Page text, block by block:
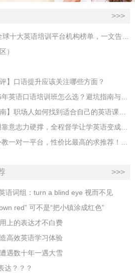
>>>
【16万人的经验贴】2022全球十大英语培训平台机构榜单，一文告诉你
）
】口语提升应该关注哪些方面？
实测厦门机构后讲讲：2026年英语口语培训班怎么选？避坑指南与高效学习新范式
【上海成人英语机构选择指南】职场人如何找到适合自己的英语课程？
【2026英语怎么学？】不用靠意志力硬撑，全程督学让学英语变成日常习惯
【吐血整理】2026年在线外教一对一平台，性价比最高的求推荐！哪家效果好？
>>>
语词组：turn a blind eye 视而不见
red” 可不是“把小镇涂成红色”
上的表达才不白费
高效英语学习体验
遇数十年一遇大雪
达？？？